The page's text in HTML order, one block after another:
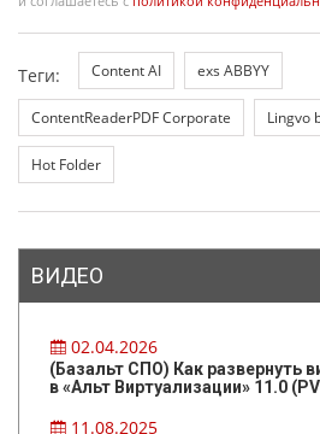
Теги: Content AI exs ABBYY
ContentReaderPDF Corporate Lingvo
Hot Folder
ВИДЕО
02.04.2026
(Базальт СПО) Как развернуть
в «Альт Виртуализации» 11.0
11.08.2025